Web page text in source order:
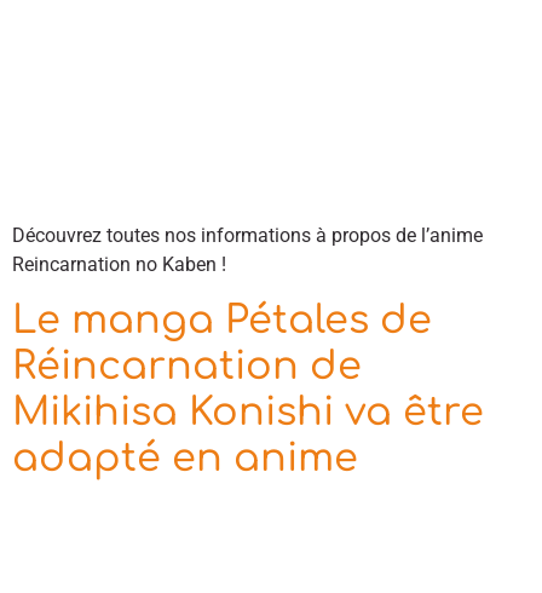
Découvrez toutes nos informations à propos de l’anime
Reincarnation no Kaben !
Le manga Pétales de
Réincarnation de
Mikihisa Konishi va être
adapté en anime